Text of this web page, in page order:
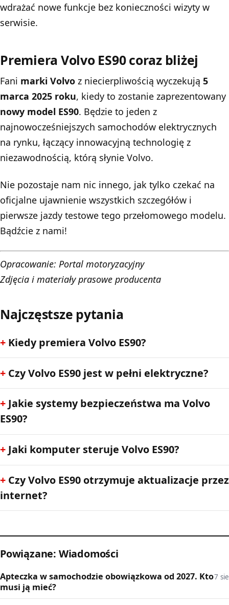
wdrażać nowe funkcje bez konieczności wizyty w
serwisie.
Premiera Volvo ES90 coraz bliżej
Fani marki Volvo z niecierpliwością wyczekują 5
marca 2025 roku, kiedy to zostanie zaprezentowany
nowy model ES90. Będzie to jeden z
najnowocześniejszych samochodów elektrycznych
na rynku, łączący innowacyjną technologię z
niezawodnością, którą słynie Volvo.
Nie pozostaje nam nic innego, jak tylko czekać na
oficjalne ujawnienie wszystkich szczegółów i
pierwsze jazdy testowe tego przełomowego modelu.
Bądźcie z nami!
Opracowanie: Portal motoryzacyjny
Zdjęcia i materiały prasowe producenta
Najczęstsze pytania
Kiedy premiera Volvo ES90?
Czy Volvo ES90 jest w pełni elektryczne?
Jakie systemy bezpieczeństwa ma Volvo
ES90?
Jaki komputer steruje Volvo ES90?
Czy Volvo ES90 otrzymuje aktualizacje przez
internet?
Powiązane: Wiadomości
Apteczka w samochodzie obowiązkowa od 2027. Kto
musi ją mieć?
7 sie